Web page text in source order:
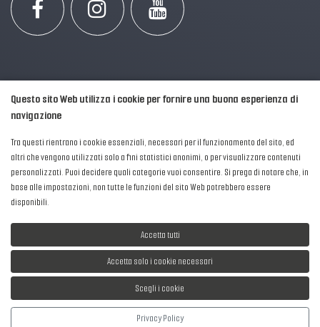
2016-2026 © AIPFM - Festa della Musica Italia Tutti i Diritti Riservati.
Privacy Policy
| Cookies
Sviluppato daNewMediaConsulting
Questo sito Web utilizza i cookie per fornire una buona esperienza di
navigazione
Tra questi rientrano i cookie essenziali, necessari per il funzionamento del sito, ed
altri che vengono utilizzati solo a fini statistici anonimi, o per visualizzare contenuti
personalizzati. Puoi decidere quali categorie vuoi consentire. Si prega di notare che, in
base alle impostazioni, non tutte le funzioni del sito Web potrebbero essere
disponibili.
Accetta tutti
Accetta solo i cookie necessari
Scegli i cookie
Privacy Policy